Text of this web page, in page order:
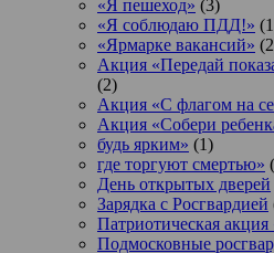
«Я пешеход» (3)
«Я соблюдаю ПДД!»
«Ярмарке вакансий»
Акция «Передай
(2)
Акция «С флагом на
Акция «Собери
будь ярким» (1)
где торгуют смертью»
День открытых дверей
Зарядка с Росгвардией
Патриотическая
Подмосковные